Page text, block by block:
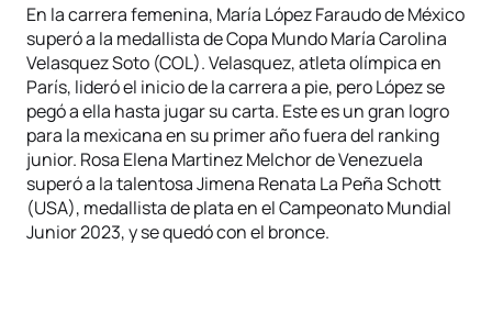
En la carrera femenina, María López Faraudo de México
superó a la medallista de Copa Mundo María Carolina
Velasquez Soto (COL). Velasquez, atleta olímpica en
París, lideró el inicio de la carrera a pie, pero López se
pegó a ella hasta jugar su carta. Este es un gran logro
para la mexicana en su primer año fuera del ranking
junior. Rosa Elena Martinez Melchor de Venezuela
superó a la talentosa Jimena Renata La Peña Schott
(USA), medallista de plata en el Campeonato Mundial
Junior 2023, y se quedó con el bronce.